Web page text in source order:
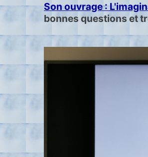
Son ouvrage :
bonnes questions et